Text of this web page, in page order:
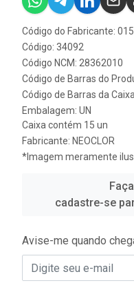
Código do Fabricante:
Código: 34092
Código NCM: 28362010
Código de Barras do
Código de Barras da
Embalagem: UN
Caixa contém 15 un
Fabricante: NEOCLOR
*Imagem meramente
cadastre-se
Avise-me quando